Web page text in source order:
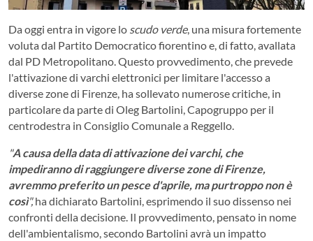
Da oggi entra in vigore lo scudo verde, una misura fortemente
voluta dal Partito Democratico fiorentino e, di fatto, avallata
dal PD Metropolitano. Questo provvedimento, che prevede
l'attivazione di varchi elettronici per limitare l'accesso a
diverse zone di Firenze, ha sollevato numerose critiche, in
particolare da parte di Oleg Bartolini, Capogruppo per il
centrodestra in Consiglio Comunale a Reggello.
"A causa della data di attivazione dei varchi, che
impediranno di raggiungere diverse zone di Firenze,
avremmo preferito un pesce d'aprile, ma purtroppo non è
così",ha dichiarato Bartolini, esprimendo il suo dissenso nei
confronti della decisione. Il provvedimento, pensato in nome
dell'ambientalismo, secondo Bartolini avrà un impatto